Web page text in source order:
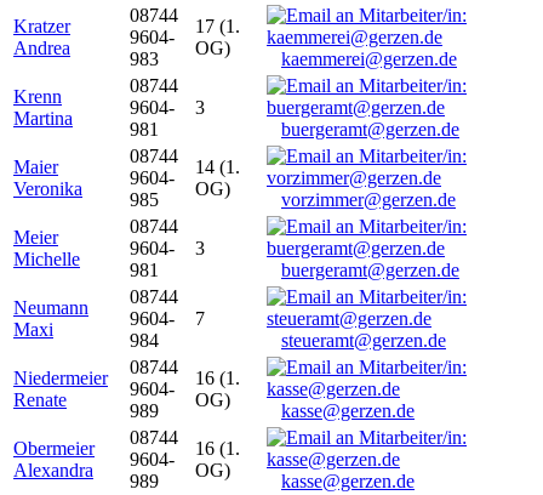
Kratzer
Andrea
08744
9604-
983
17 (1.
OG)
kaemmerei@gerzen.de
Krenn
Martina
08744
9604-
981
3
buergeramt@gerzen.de
Maier
Veronika
08744
9604-
985
14 (1.
OG)
vorzimmer@gerzen.de
Meier
Michelle
08744
9604-
981
3
buergeramt@gerzen.de
Neumann
Maxi
08744
9604-
984
7
steueramt@gerzen.de
Niedermeier
Renate
08744
9604-
989
16 (1.
OG)
kasse@gerzen.de
Obermeier
Alexandra
08744
9604-
989
16 (1.
OG)
kasse@gerzen.de